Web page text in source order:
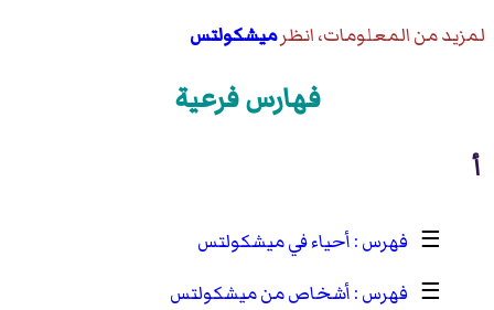
لمزيد من المعلومات، انظرميشكولتس
فهارس فرعية
أ
☰
أحياء في ميشكولتس
☰
أشخاص من ميشكولتس